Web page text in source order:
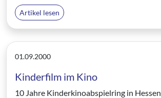
Artikel lesen
01.09.2000
Kinderfilm im Kino
10 Jahre Kinderkinoabspielring in Hessen